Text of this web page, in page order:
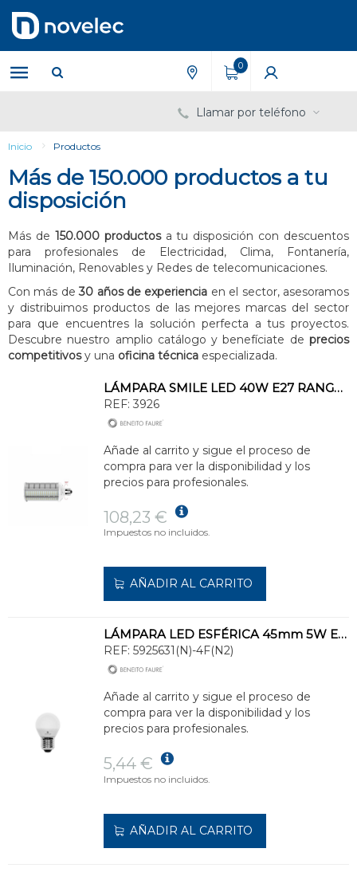
contenido
menú
de
navegación
0
Llamar por teléfono
Inicio Productos
Más de 150.000 productos a tu
disposición
Más de 150.000 productosa tu disposición con descuentos
para profesionales de Electricidad, Clima, Fontanería,
Iluminación, Renovables y Redes de telecomunicaciones.
Con más de30 años de experiencia en el sector, asesoramos
y distribuimos productos de las mejores marcas del sector
para que encuentres la solución perfecta a tus proyectos.
Descubre nuestro amplio catálogo y benefíciate de precios
competitivosy una oficina técnica especializada.
LÁMPARA SMILE LED 40W E27 RANGO DE VOLTAJE 100-240V 5000K
REF: 3926
Añade al carrito y sigue el proceso de
compra para ver la disponibilidad y los
precios para profesionales.
108,23 €
Impuestos no incluidos.
AÑADIR AL CARRITO
LÁMPARA LED ESFÉRICA 45mm 5W E27 4000K
REF: 5925631(N)-4F(N2)
Añade al carrito y sigue el proceso de
compra para ver la disponibilidad y los
precios para profesionales.
5,44 €
Impuestos no incluidos.
AÑADIR AL CARRITO